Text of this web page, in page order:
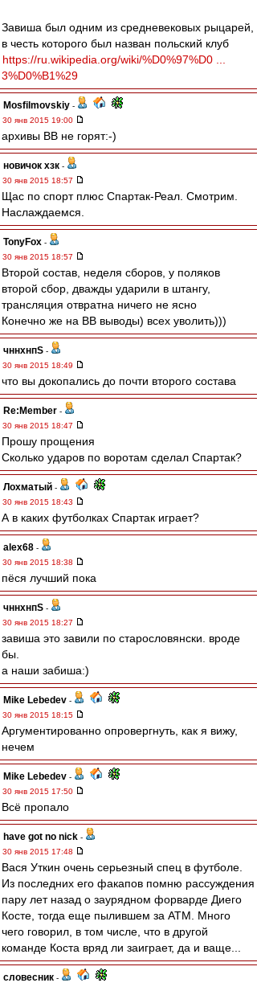
Завиша был одним из средневековых рыцарей,
в честь которого был назван польский клуб
https://ru.wikipedia.org/wiki/%D0%97%D0 ...
3%D0%B1%29
Mosfilmovskiy -
30 янв 2015 19:00
архивы ВВ не горят:-)
новичок хзк -
30 янв 2015 18:57
Щас по спорт плюс Спартак-Реал. Смотрим.
Наслаждаемся.
TonyFox -
30 янв 2015 18:57
Второй состав, неделя сборов, у поляков
второй сбор, дважды ударили в штангу,
трансляция отвратна ничего не ясно
Конечно же на ВВ выводы) всех уволить)))
чннхнпS -
30 янв 2015 18:49
что вы докопались до почти второго состава
Re:Member -
30 янв 2015 18:47
Прошу прощения
Сколько ударов по воротам сделал Спартак?
Лохматый -
30 янв 2015 18:43
А в каких футболках Спартак играет?
alex68 -
30 янв 2015 18:38
пёся лучший пока
чннхнпS -
30 янв 2015 18:27
завиша это завили по старословянски. вроде
бы.
а наши забиша:)
Mike Lebedev -
30 янв 2015 18:15
Аргументированно опровергнуть, как я вижу,
нечем
Mike Lebedev -
30 янв 2015 17:50
Всё пропало
have got no nick -
30 янв 2015 17:48
Вася Уткин очень серьезный спец в футболе.
Из последних его факапов помню рассуждения
пару лет назад о заурядном форварде Диего
Косте, тогда еще пылившем за АТМ. Много
чего говорил, в том числе, что в другой
команде Коста вряд ли заиграет, да и ваще...
словесник -